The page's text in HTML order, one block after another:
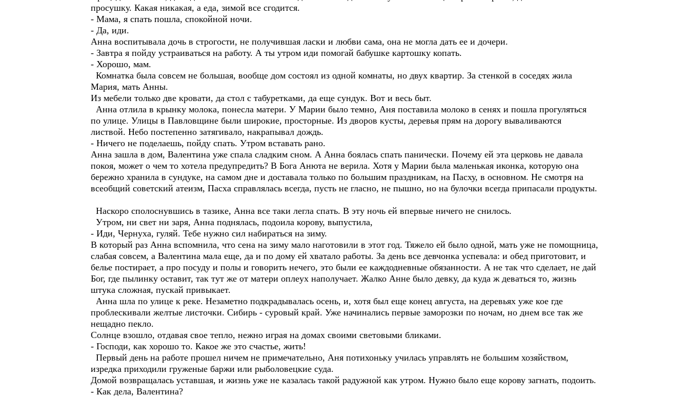
просушку. Какая никакая, а еда, зимой все сгодится.
- Мама, я спать пошла, спокойной ночи.
- Да, иди.
Анна воспитывала дочь в строгости, не получившая ласки и любви сама, она не могла дать ее и дочери.
- Завтра я пойду устраиваться на работу. А ты утром иди помогай бабушке картошку копать.
- Хорошо, мам.
Комнатка была совсем не большая, вообще дом состоял из одной комнаты, но двух квартир. За стенкой в соседях жила
Мария, мать Анны.
Из мебели только две кровати, да стол с табуретками, да еще сундук. Вот и весь быт.
Анна отлила в крынку молока, понесла матери. У Марии было темно, Аня поставила молоко в сенях и пошла прогуляться
по улице. Улицы в Павловщине были широкие, просторные. Из дворов кусты, деревья прям на дорогу вываливаются
листвой. Небо постепенно затягивало, накрапывал дождь.
- Ничего не поделаешь, пойду спать. Утром вставать рано.
Анна зашла в дом, Валентина уже спала сладким сном. А Анна боялась спать панически. Почему ей эта церковь не давала
покоя, может о чем то хотела предупредить? В Бога Анюта не верила. Хотя у Марии была маленькая иконка, которую она
бережно хранила в сундуке, на самом дне и доставала только по большим праздникам, на Пасху, в основном. Не смотря на
всеобщий советский атеизм, Пасха справлялась всегда, пусть не гласно, не пышно, но на булочки всегда припасали продукты.
Наскоро сполоснувшись в тазике, Анна все таки легла спать. В эту ночь ей впервые ничего не снилось.
Утром, ни свет ни заря, Анна поднялась, подоила корову, выпустила,
- Иди, Чернуха, гуляй. Тебе нужно сил набираться на зиму.
В который раз Анна вспомнила, что сена на зиму мало наготовили в этот год. Тяжело ей было одной, мать уже не помощница,
слабая совсем, а Валентина мала еще, да и по дому ей хватало работы. За день все девчонка успевала: и обед приготовит, и
белье постирает, а про посуду и полы и говорить нечего, это были ее каждодневные обязанности. А не так что сделает, не дай
Бог, где пылинку оставит, так тут же от матери оплеух наполучает. Жалко Анне было девку, да куда ж деваться то, жизнь
штука сложная, пускай привыкает.
Анна шла по улице к реке. Незаметно подкрадывалась осень, и, хотя был еще конец августа, на деревьях уже кое где
проблескивали желтые листочки. Сибирь - суровый край. Уже начинались первые заморозки по ночам, но днем все так же
нещадно пекло.
Солнце взошло, отдавая свое тепло, нежно играя на домах своими световыми бликами.
- Господи, как хорошо то. Какое же это счастье, жить!
Первый день на работе прошел ничем не примечательно, Аня потихоньку училась управлять не большим хозяйством,
изредка приходили груженые баржи или рыболовецкие суда.
Домой возвращалась уставшая, и жизнь уже не казалась такой радужной как утром. Нужно было еще корову загнать, подоить.
- Как дела, Валентина?